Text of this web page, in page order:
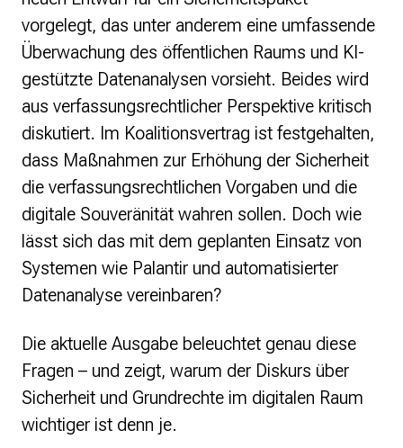
vorgelegt, das unter anderem eine umfassende
Überwachung des öffentlichen Raums und KI-
gestützte Datenanalysen vorsieht. Beides wird
aus verfassungsrechtlicher Perspektive kritisch
diskutiert. Im Koalitionsvertrag ist festgehalten,
dass Maßnahmen zur Erhöhung der Sicherheit
die verfassungsrechtlichen Vorgaben und die
digitale Souveränität wahren sollen. Doch wie
lässt sich das mit dem geplanten Einsatz von
Systemen wie Palantir und automatisierter
Datenanalyse vereinbaren?
Die aktuelle Ausgabe beleuchtet genau diese
Fragen – und zeigt, warum der Diskurs über
Sicherheit und Grundrechte im digitalen Raum
wichtiger ist denn je.